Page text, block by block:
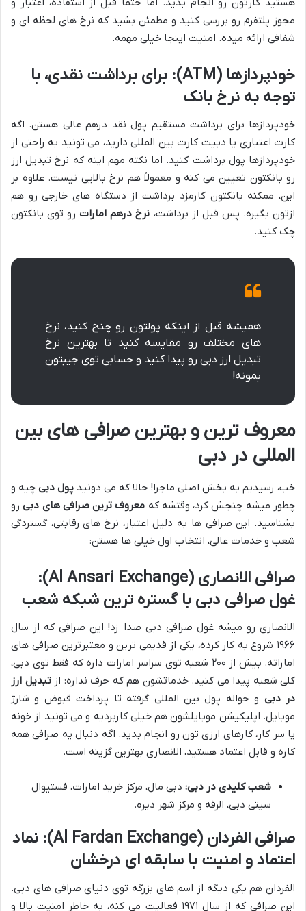
مجوز پلتفرم رو بررسی کنید و مطمئن بشید که نرخ های لحظه ای و
شفافی ارائه میده. امنیت اینجا خیلی مهمه.
خودپردازها (ATM): برای برداشت نقدی، با
توجه به نرخ بانک
خودپردازها برای برداشت مستقیم پول نقد درهم عالی هستن. اگه
کارت اعتباری یا دبیت کارت بین المللی دارید، می تونید به راحتی از
خودپردازها پول برداشت کنید. اما نکته مهم اینه که نرخ تبدیل ارز
رو بانکتون تعیین می کنه و معمولاً هم نرخ بالایی نیست. علاوه بر
این، ممکنه بانکتون کارمزد برداشت از دستگاه های خارجی رو هم
ازتون بگیره. پس قبل از برداشت، نرخ درهم امارات رو توی بانکتون
چک کنید.
همیشه قبل از اینکه پولتون رو چنج کنید، نرخ
های مختلف رو مقایسه کنید تا بهترین نرخ
تبدیل ارز دبی رو پیدا کنید و حسابی توی جیبتون
بمونه!
معروف ترین و بهترین صرافی های بین
المللی در دبی
خب، رسیدیم به بخش اصلی ماجرا! حالا که می دونید پول دبی چیه و
چطور میشه چنجش کرد، وقتشه که معروف ترین صرافی های دبیرو
بشناسید. این صرافی ها به دلیل اعتبار، نرخ های رقابتی، گستردگی
شعب و خدمات عالی، انتخاب اول خیلی ها هستن:
صرافی الانصاری (Al Ansari Exchange):
غول صرافی دبی با گستره ترین شبکه شعب
الانصاری رو میشه غول صرافی دبی صدا زد! این صرافی که از سال
۱۹۶۶ شروع به کار کرده، یکی از قدیمی ترین و معتبرترین صرافی های
اماراته. بیش از ۲۰۰ شعبه توی سراسر امارات داره که فقط توی دبی،
کلی شعبه پیدا می کنید. خدماتشون هم که حرف نداره: ازتبدیل ارز
در دبی و حواله پول بین المللی گرفته تا پرداخت قبوض و شارژ
موبایل. اپلیکیشن موبایلشون هم خیلی کاربردیه و می تونید از خونه
یا سر کار، کارهای ارزی تون رو انجام بدید. اگه دنبال یه صرافی همه
کاره و قابل اعتماد هستید، الانصاری بهترین گزینه است.
شعب کلیدی در دبی: دبی مال، مرکز خرید امارات، فستیوال
سیتی دبی، الرقه و مرکز شهر دیره.
صرافی الفردان (Al Fardan Exchange): نماد
اعتماد و امنیت با سابقه ای درخشان
الفردان هم یکی دیگه از اسم های بزرگه توی دنیای صرافی های دبی.
این صرافی که از سال ۱۹۷۱ فعالیت می کنه، به خاطر امنیت بالا و